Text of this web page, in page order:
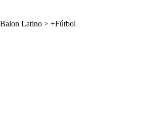
Balon Latino > +Fútbol